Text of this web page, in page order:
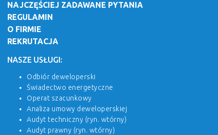
NAJCZĘŚCIEJ ZADAWANE PYTANIA
REGULAMIN
O FIRMIE
REKRUTACJA
NASZE USŁUGI:
Odbiór deweloperski
Świadectwo energetyczne
Operat szacunkowy
Analiza umowy deweloperskiej
Audyt techniczny (ryn. wtórny)
Audyt prawny (ryn. wtórny)